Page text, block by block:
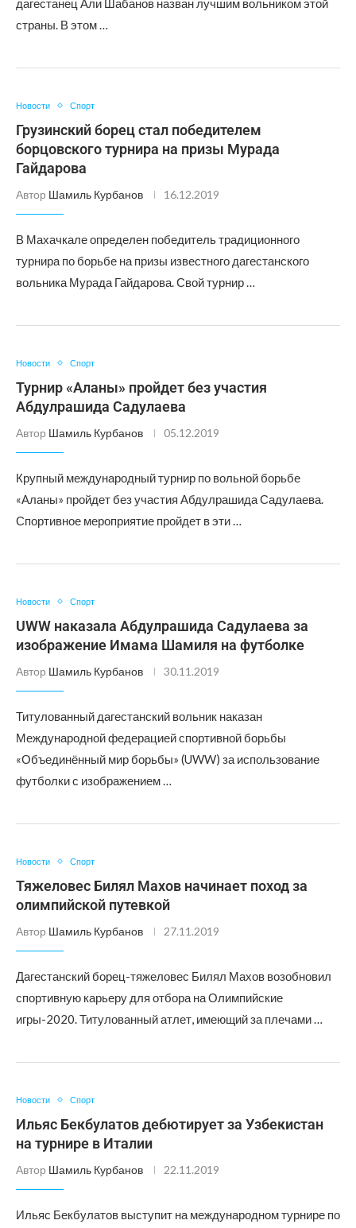
дагестанец Али Шабанов назван лучшим вольником этой
страны. В этом …
Новости Спорт
Грузинский борец стал победителем
борцовского турнира на призы Мурада
Гайдарова
Автор Шамиль Курбанов 16.12.2019
В Махачкале определен победитель традиционного
турнира по борьбе на призы известного дагестанского
вольника Мурада Гайдарова. Свой турнир …
Новости Спорт
Турнир «Аланы» пройдет без участия
Абдулрашида Садулаева
Автор Шамиль Курбанов 05.12.2019
Крупный международный турнир по вольной борьбе
«Аланы» пройдет без участия Абдулрашида Садулаева.
Спортивное мероприятие пройдет в эти …
Новости Спорт
UWW наказала Абдулрашида Садулаева за
изображение Имама Шамиля на футболке
Автор Шамиль Курбанов 30.11.2019
Титулованный дагестанский вольник наказан
Международной федерацией спортивной борьбы
«Объединённый мир борьбы» (UWW) за использование
футболки с изображением …
Новости Спорт
Тяжеловес Билял Махов начинает поход за
олимпийской путевкой
Автор Шамиль Курбанов 27.11.2019
Дагестанский борец-тяжеловес Билял Махов возобновил
спортивную карьеру для отбора на Олимпийские
игры-2020. Титулованный атлет, имеющий за плечами …
Новости Спорт
Ильяс Бекбулатов дебютирует за Узбекистан
на турнире в Италии
Автор Шамиль Курбанов 22.11.2019
Ильяс Бекбулатов выступит на международном турнире по